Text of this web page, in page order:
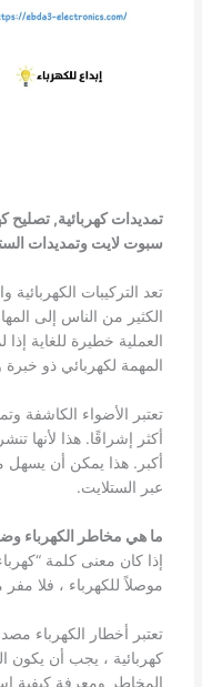
تمديدات كهربائية, تصليح
سبوت لايت وتمديدات
تعد التركيبات الكهربائية
الكثير من الناس إلى
العملية خطيرة للغاية
المهمة لكهربائي ذو خبرة
تعتبر الأضواء الكاشفة
أكثر إشراقًا. هذا لأنها
أكبر. هذا يمكن أن يسهل
عبر الستلايت.
ما هي مخاطر الكهرباء
إذا كان معنى كلمة
موصلاً للكهرباء ، فلا
تعتبر أخطار الكهرباء
كهربائية ، يجب أن يكون
المخاطر ومعرفة كيفية